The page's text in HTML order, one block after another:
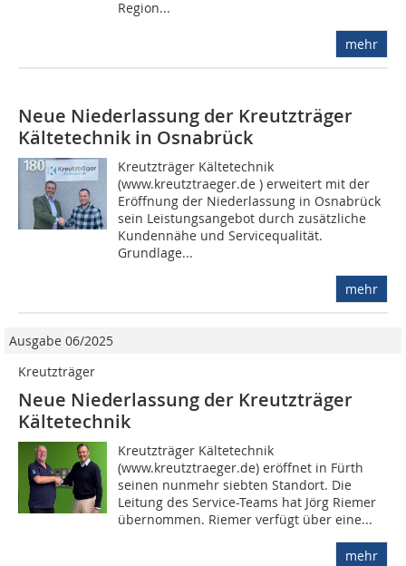
Region...
mehr
Neue Niederlassung der Kreutzträger
Kältetechnik in Osnabrück
Kreutzträger Kältetechnik
(www.kreutztraeger.de ) erweitert mit der
Eröffnung der Niederlassung in Osnabrück
sein Leistungsangebot durch zusätzliche
Kundennähe und Servicequalität.
Grundlage...
mehr
Ausgabe 06/2025
Kreutzträger
Neue Niederlassung der Kreutzträger
Kältetechnik
Kreutzträger Kältetechnik
(www.kreutztraeger.de) eröffnet in Fürth
seinen nunmehr siebten Standort. Die
Leitung des Service-Teams hat Jörg Riemer
übernommen. Riemer verfügt über eine...
mehr